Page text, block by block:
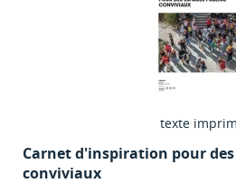
texte
Carnet d'inspiration pour des
conviviaux